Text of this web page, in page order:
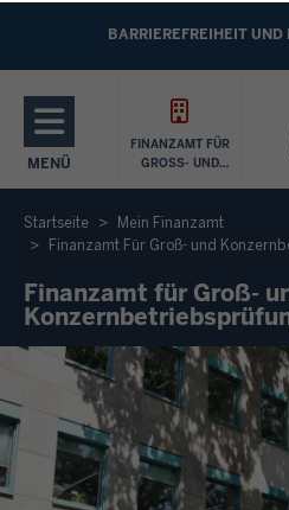
Direkt
NAVIGATION
BARRIEREFREIHEIT
MENÜ
NAVIGATION AKTIVIEREN/
FINANZAMT FÜR
GROSS- UND K
Startseite
Mein Finanzamt
Finanzamt Für Groß- und
Finanzamt für Groß-